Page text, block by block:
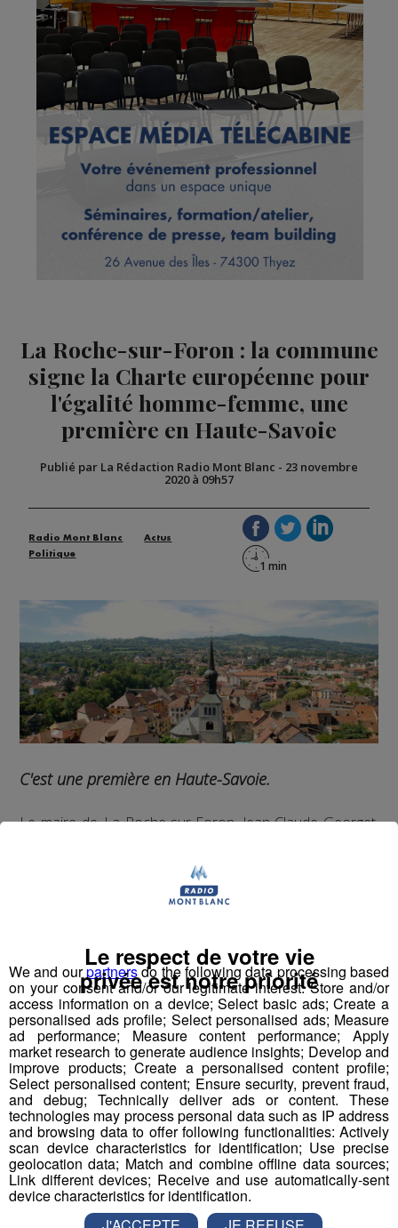
La Roche-sur-Foron : la commune
signe la Charte européenne pour
l'égalité homme-femme, une
première en Haute-Savoie
Publié par La Rédaction Radio Mont Blanc - 23 novembre
2020 à 09h57
Radio Mont Blanc
Actus
Politique
C'est une première en Haute-Savoie.
Le maire de La Roche-sur-Foron, Jean-Claude Georget,
et des hommes dans la vie locale.
Le document comporte 30 mesures à appliquer dans la
contre les discriminations.
L'équipe veillera par exemple à ce que l'attribution des
postes à responsabilité se fasse sans discrimination.
Une commission municipale dédiée à ce sujet sera
créée.
Partager sur Facebook
We and ourpartnersdo the following data processing based
on your consent and/or our legitimate interest: Store and/or
access information on a device; Select basic ads; Create a
personalised ads profile; Select personalised ads; Measure
ad performance; Measure content performance; Apply
market research to generate audience insights; Develop and
improve products; Create a personalised content profile;
Select personalised content; Ensure security, prevent fraud,
and debug; Technically deliver ads or content. These
technologies may process personal data such as IP address
and browsing data to offer following functionalities: Actively
scan device characteristics for identification; Use precise
geolocation data; Match and combine offline data sources;
Link different devices; Receive and use automatically-sent
device characteristics for identification.
Le respect de votre vie
privée est notre priorité